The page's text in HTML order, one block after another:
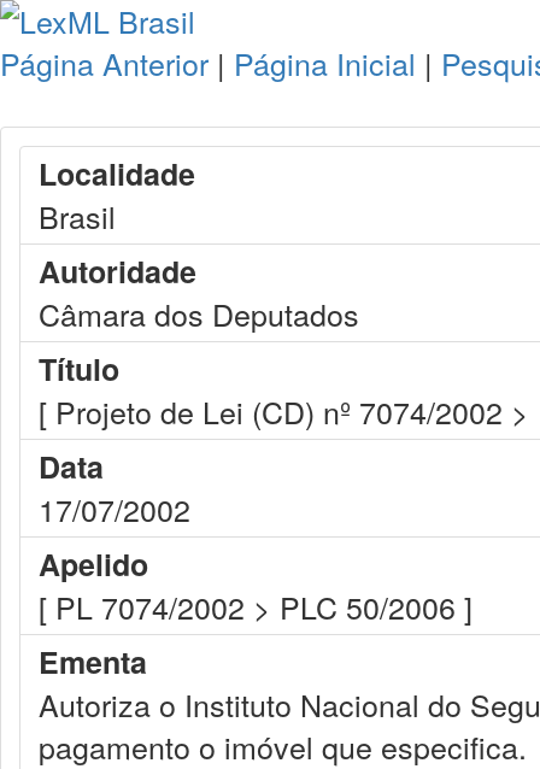
Página Anterior | Página Inicial |
Localidade
Brasil
Autoridade
Câmara dos Deputados
Título
[ Projeto de Lei (CD) nº 7074/2002
Data
17/07/2002
Apelido
[ PL 7074/2002 > PLC 50/2006 ]
Ementa
Autoriza o Instituto Nacional do
pagamento o imóvel que especifica.